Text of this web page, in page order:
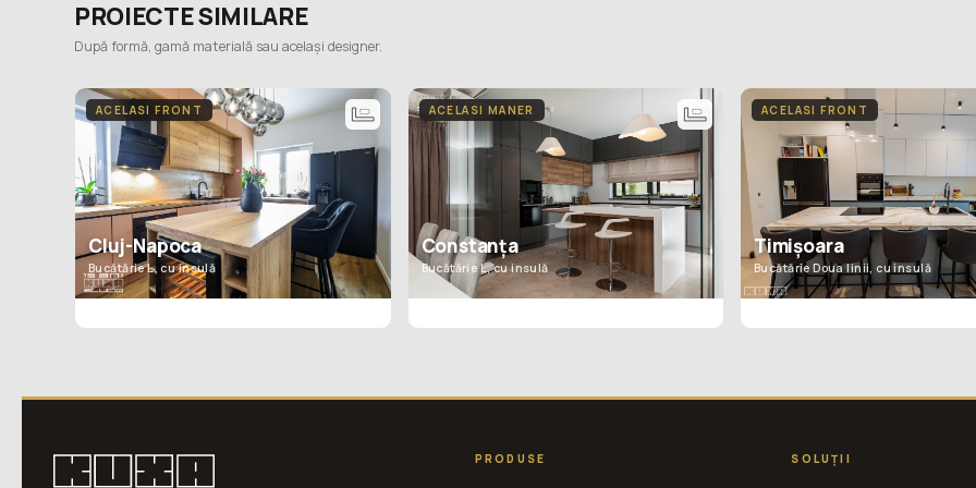
PROIECTE SIMILARE
După formă, gamă materială sau același designer.
ACELASI FRONT
Cluj-Napoca
Bucătărie L, cu insulă
ACELASI MANER
Constanța
Bucătărie L, cu insulă
ACELASI FRONT
Timișoara
Bucătărie Doua linii, cu insulă
PRODUSE SOLUȚII